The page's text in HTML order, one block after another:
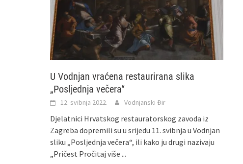
U Vodnjan vraćena restaurirana slika
„Posljednja večera“
12. svibnja 2022. Vodnjanski Đir
Djelatnici Hrvatskog restauratorskog zavoda iz
Zagreba dopremili su u srijedu 11. svibnja u Vodnjan
sliku „Posljednja večera“, ili kako ju drugi nazivaju
„Pričest Pročitaj više ...